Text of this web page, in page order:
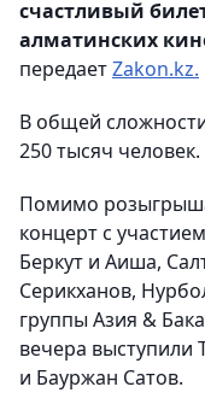
счастливый
алматинских
передаетZakon.kz.
В общей
250 тысяч человек.
Помимо
концерт с
Беркут и Аиша,
Серикханов,
группы Азия &
вечера выступили
и Бауржан Сатов.